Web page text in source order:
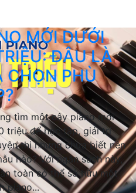
MỚI DƯỚI
ĐÂU LÀ
CHỌN PHÙ
tìm một cây piano mới
triệu để học tập, giải trí
thi nhưng chưa biết nên
nào? Với ngân sách này,
toàn có thể sở hữu một
piano...